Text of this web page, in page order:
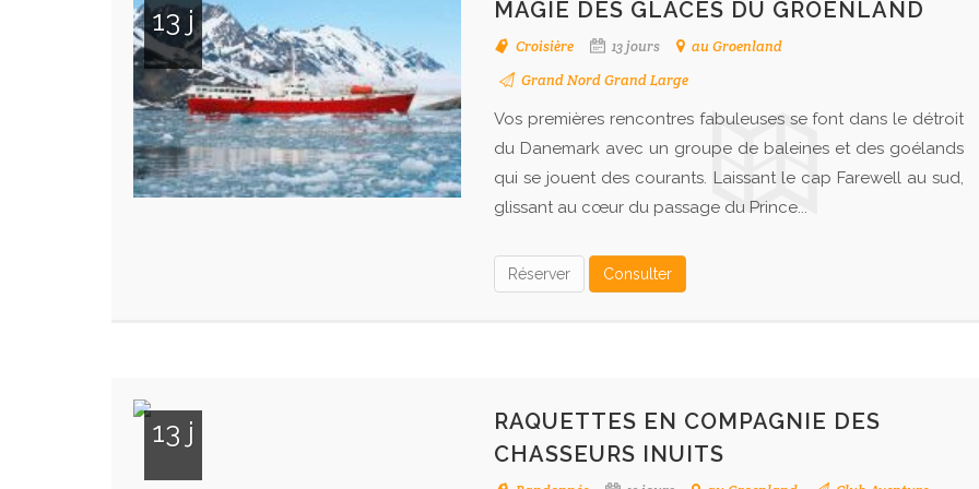
13 j MAGIE DES GLACES DU GROENLAND
Croisière 13 jours
au Groenland
Grand Nord Grand Large
Vos premières rencontres fabuleuses se font dans le détroit
du Danemark avec un groupe de baleines et des goélands
qui se jouent des courants. Laissant le cap Farewell au sud,
glissant au cœur du passage du Prince...
Réserver Consulter
13 j
RAQUETTES EN COMPAGNIE DES
CHASSEURS INUITS